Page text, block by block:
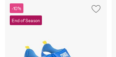
-10%
End of Season